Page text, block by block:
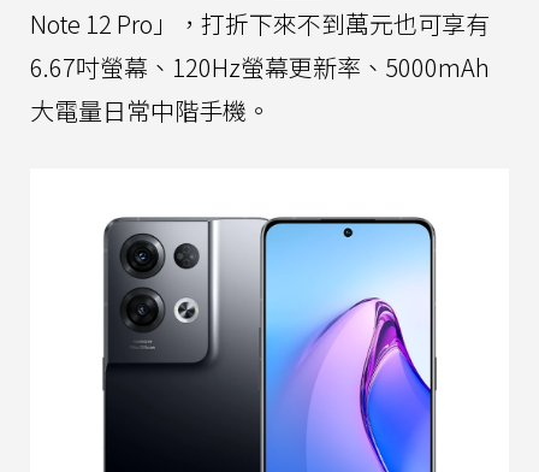
Note 12 Pro」，打折下來不到萬元也可享有
6.67吋螢幕、120Hz螢幕更新率、5000mAh
大電量日常中階手機。